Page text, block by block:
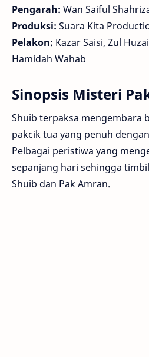
Pengarah: Wan Saiful
Produksi: Suara Kita
Pelakon: Kazar Saisi, Zul
Hamidah Wahab
Sinopsis Misteri
Shuib terpaksa mengembara
pakcik tua yang penuh
Pelbagai peristiwa yang
sepanjang hari sehingga
Shuib dan Pak Amran.